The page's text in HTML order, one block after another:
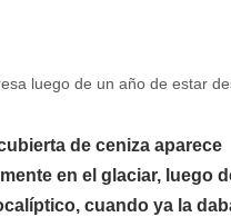
luego de un año de estar
de ceniza aparece
en el glaciar, luego
cuando ya la